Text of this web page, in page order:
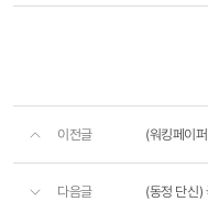
이전글
다음글 (동정 단신)